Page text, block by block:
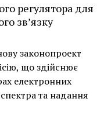
регулятора для
зв’язку
законопроект
що здійснює
електронних
та надання